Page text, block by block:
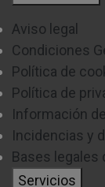
Aviso legal
Condiciones
Política de
Política de
Información
Incidencias y
Bases legales
Servicios